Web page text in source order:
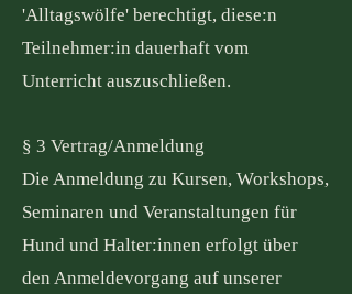
'Alltagswölfe' berechtigt, diese:n
Teilnehmer:in dauerhaft vom
Unterricht auszuschließen.
§ 3 Vertrag/Anmeldung
Die Anmeldung zu Kursen, Workshops,
Seminaren und Veranstaltungen für
Hund und Halter:innen erfolgt über
den Anmeldevorgang auf unserer